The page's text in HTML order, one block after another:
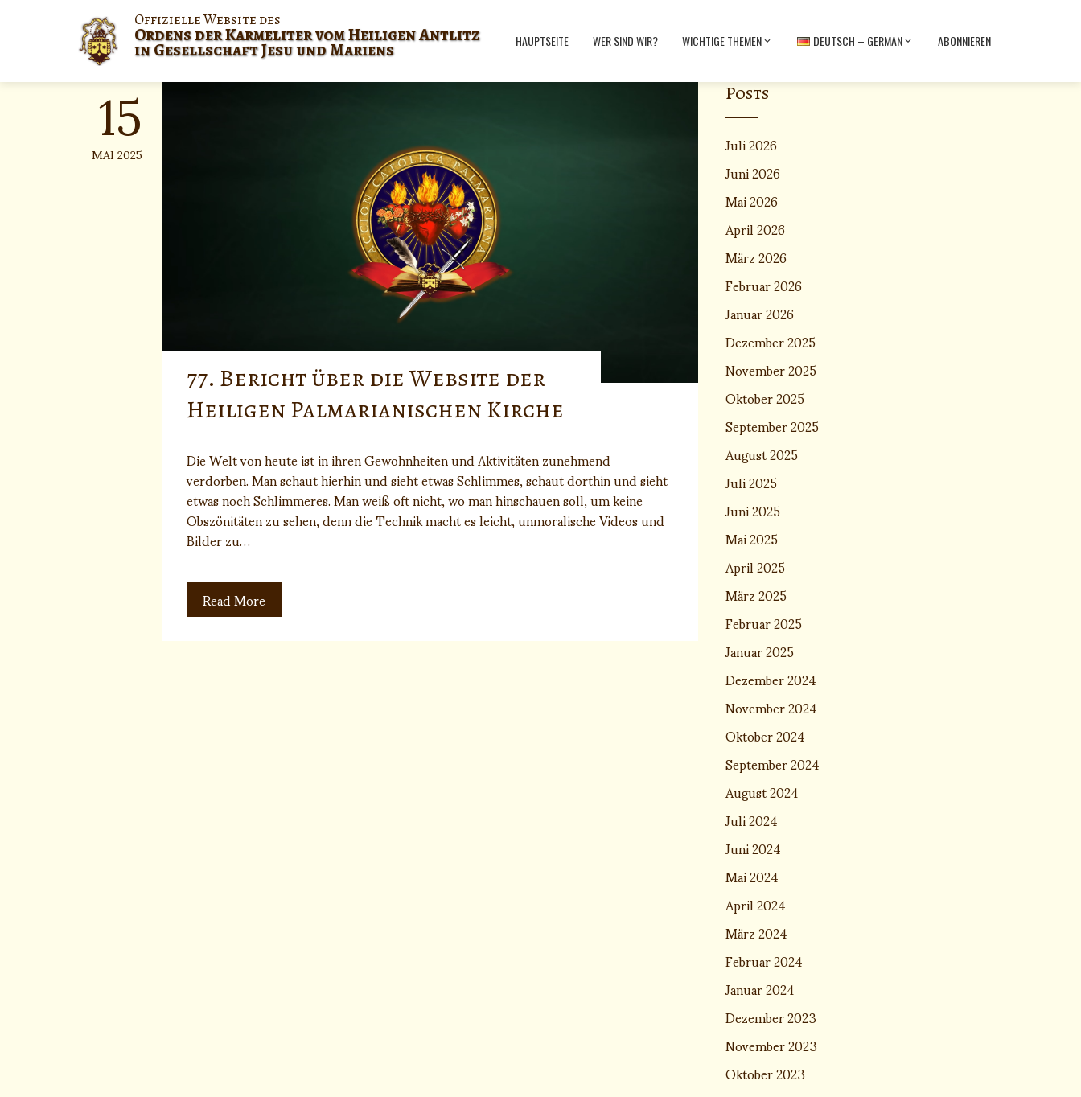
Offizielle Website des
Ordens der Karmeliter vom Heiligen Antlitz
in Gesellschaft Jesu und Mariens HAUPTSEITE WER SIND WIR? WICHTIGE THEMEN DEUTSCH – GERMAN ABONNIEREN
15
MAI 2025
77. Bericht über die Website der
Heiligen Palmarianischen Kirche
Die Welt von heute ist in ihren Gewohnheiten und Aktivitäten zunehmend
verdorben. Man schaut hierhin und sieht etwas Schlimmes, schaut dorthin und sieht
etwas noch Schlimmeres. Man weiß oft nicht, wo man hinschauen soll, um keine
Obszönitäten zu sehen, denn die Technik macht es leicht, unmoralische Videos und
Bilder zu…
Read More
Posts
Juli 2026
Juni 2026
Mai 2026
April 2026
März 2026
Februar 2026
Januar 2026
Dezember 2025
November 2025
Oktober 2025
September 2025
August 2025
Juli 2025
Juni 2025
Mai 2025
April 2025
März 2025
Februar 2025
Januar 2025
Dezember 2024
November 2024
Oktober 2024
September 2024
August 2024
Juli 2024
Juni 2024
Mai 2024
April 2024
März 2024
Februar 2024
Januar 2024
Dezember 2023
November 2023
Oktober 2023